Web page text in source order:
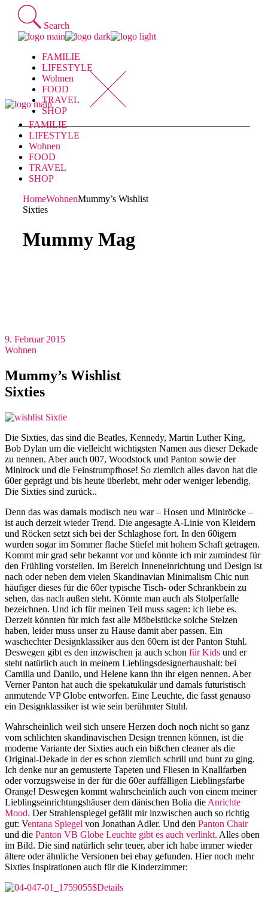
Skip
content
Search
FAMILIE
LIFESTYLE
Wohnen
FOOD
TRAVEL
SHOP
FAMILIE
LIFESTYLE
Wohnen
FOOD
TRAVEL
SHOP
HomeWohnenMummy’s Wishlist
Sixties
Mummy Mag
9. Februar 2015
Wohnen
Mummy’s Wishlist
Sixties
Die Sixties, das sind die Beatles, Kennedy, Martin Luther King,
Bob Dylan um die vielleicht wichtigsten Namen aus dieser Dekade
zu nennen. Aber auch 007, Woodstock und Panton sowie der
Minirock und die Feinstrumpfhose! So ziemlich alles davon hat die
60er geprägt und bis heute überlebt, mehr oder weniger lebendig.
Die Sixties sind zurück..
Denn das was damals modisch neu war – Hosen und Miniröcke –
ist auch derzeit wieder Trend. Die angesagte A-Linie von Kleidern
und Röcken setzt sich bei der Schlaghose fort. In den 60igern
wurden sogar im Sommer flache Stiefel mit hohem Schaft getragen.
Kommt mir grad sehr bekannt vor und könnte ich mir zumindest für
den Frühling vorstellen. Im Bereich Inneneinrichtung und Design ist
nach oder neben dem vielen Skandinavian Minimalism Chic nun
häufiger dieses für die 60er typische Tisch- oder Schrankbein zu
sehen, das nach außen steht. Könnte man auch als Stolperfalle
bezeichnen. Und ich für meinen Teil muss sagen: ich liebe es.
Derzeit könnten für mich fast alle Möbelstücke solche Stelzen
haben, leider muss unser zu Hause damit aber passen. Ein
waschechter Designklassiker aus den 60ern ist der Panton Stuhl.
Deswegen gibt es den inzwischen ja auch schon für Kids und er
steht natürlich auch in meinem Lieblingsdesignerhaushalt: bei
Camilla und Danilo, und Helene kann ihn ihr eigen nennen. Aber
Verner Panton hat auch die spekatukulär und damals futuristisch
anmutende VP Globe entworfen. Eine Leuchte, die fasst genauso
ein Designklassiker ist wie sein berühmter Stuhl.
Wahrscheinlich weil sich unsere Herzen doch noch nicht so ganz
vom schlichten skandinavischen Design trennen können, ist die
moderne Variante der Sixties auch ein bißchen cleaner als die
Original-Dekade in der es schon ziemlich schrill und bunt zu ging.
Ich denke nur an gemusterte Tapeten und Fliesen in Knallfarben
oder vorzugsweise in der für die 60er auffälligen Lieblingsfarbe
Orange! Deswegen kommt wahrscheinlich auch von einem meiner
Lieblingseinrichtungshäuser dem dänischen Bolia die Anrichte
Mood. Der Strahlenspiegel gefällt mir inzwischen auch so richtig
gut: Ventana Spiegel von Jonathan Adler. Und den Panton Chair
und die Panton VB Globe Leuchte gibt es auch verlinkt. Alles oben
im Bild. Die sind natürlich sehr teuer, aber ich habe immer wieder
ältere oder ähnliche Versionen bei ebay gefunden. Hier noch mehr
Sixties Inspirationen auch für die Kinderzimmer: